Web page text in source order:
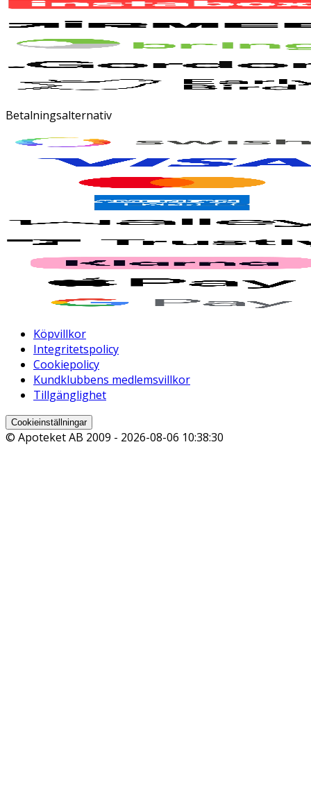
Betalningsalternativ
Köpvillkor
Integritetspolicy
Cookiepolicy
Kundklubbens medlemsvillkor
Tillgänglighet
Cookieinställningar
© Apoteket AB 2009 - 2026-08-06 10:38:30